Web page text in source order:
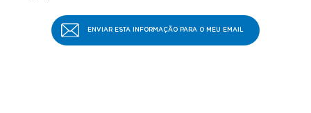
ENVIAR ESTA INFORMAÇÃO PARA O MEU EMAIL